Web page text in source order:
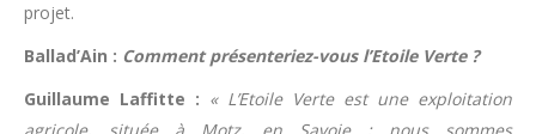
projet.
Ballad’Ain : Comment présenteriez-vous l’Etoile Verte ?
Guillaume Laffitte : « L’Etoile Verte est une exploitation